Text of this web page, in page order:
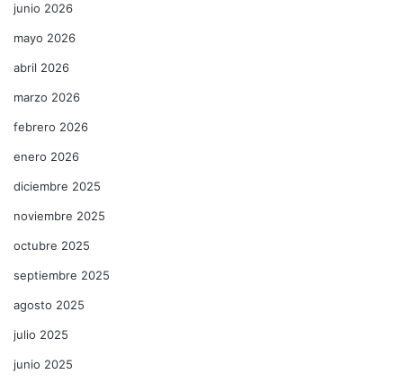
junio 2026
mayo 2026
abril 2026
marzo 2026
febrero 2026
enero 2026
diciembre 2025
noviembre 2025
octubre 2025
septiembre 2025
agosto 2025
julio 2025
junio 2025